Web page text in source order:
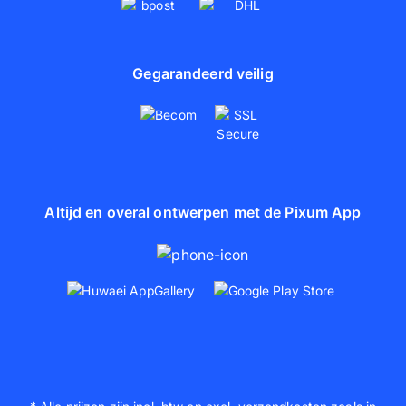
Gegarandeerd veilig
Altijd en overal ontwerpen met de Pixum App